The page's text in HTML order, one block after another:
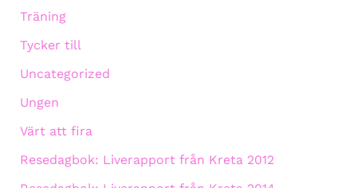
Träning
Tycker till
Uncategorized
Ungen
Värt att fira
Resedagbok: Liverapport från Kreta 2012